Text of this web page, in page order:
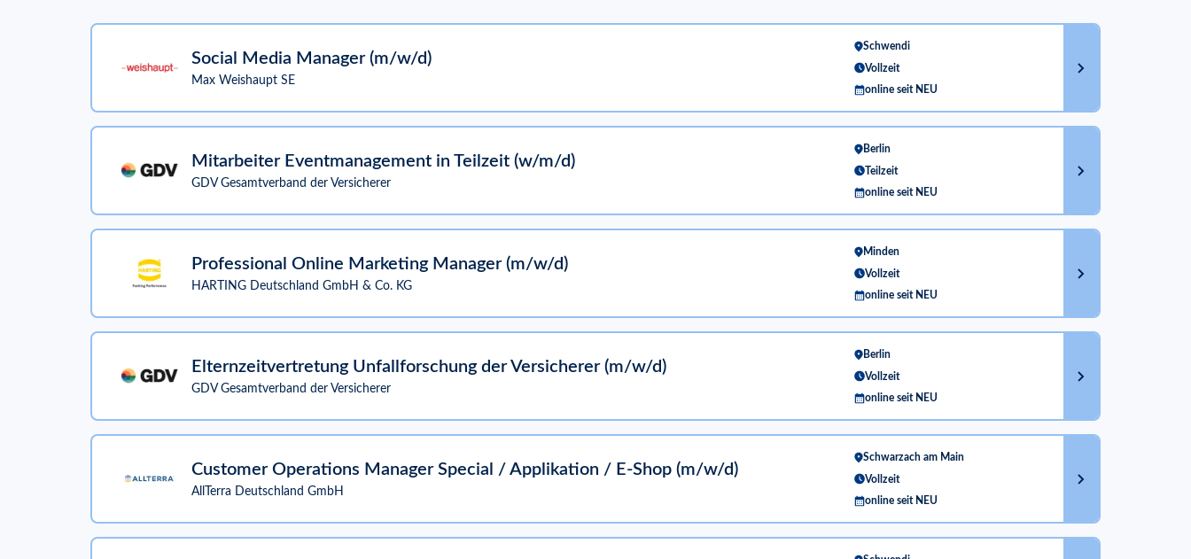
Social Media Manager (m/w/d)
Max Weishaupt SE
Schwendi
Vollzeit
online seit NEU
Mitarbeiter Eventmanagement in Teilzeit (w/m/d)
GDV Gesamtverband der Versicherer
Berlin
Teilzeit
online seit NEU
Professional Online Marketing Manager (m/w/d)
HARTING Deutschland GmbH & Co. KG
Minden
Vollzeit
online seit NEU
Elternzeitvertretung Unfallforschung der Versicherer (m/w/d)
GDV Gesamtverband der Versicherer
Berlin
Vollzeit
online seit NEU
Customer Operations Manager Special / Applikation / E-Shop (m/w/d)
AllTerra Deutschland GmbH
Schwarzach am Main
Vollzeit
online seit NEU